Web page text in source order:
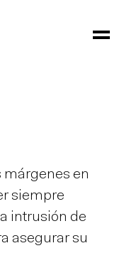
márgenes en
siempre
intrusión de
asegurar su